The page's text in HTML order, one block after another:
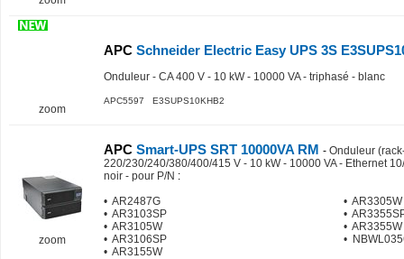
zoom
APC Schneider Electric Easy UPS 3S
Onduleur - CA 400 V - 10 kW - 10000 VA - triphasé - blanc
APC5597 E3SUPS10KHB2
zoom
APC Smart-UPS SRT 10000VA RM - Onduleur
220/230/240/380/400/415 V - 10 kW - 10000 VA - Ethernet
noir - pour P/N :
• AR2487G
• AR3103SP
• AR3105W
• AR3106SP
• AR3155W
• AR3305W
•
• AR3355W
•